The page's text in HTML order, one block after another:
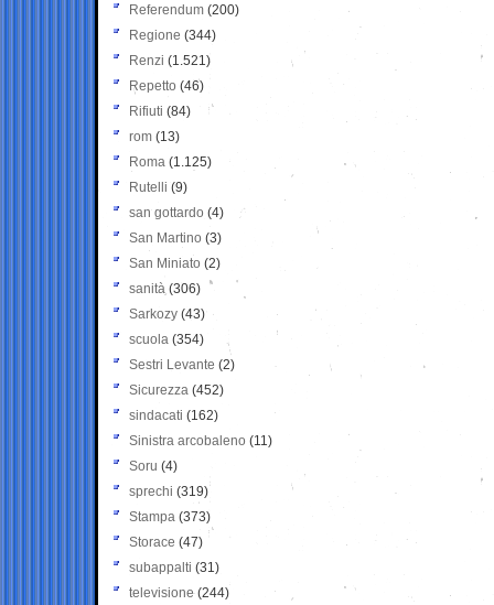
Referendum (200)
Regione (344)
Renzi (1.521)
Repetto (46)
Rifiuti (84)
rom (13)
Roma (1.125)
Rutelli (9)
san gottardo (4)
San Martino (3)
San Miniato (2)
sanità (306)
Sarkozy (43)
scuola (354)
Sestri Levante (2)
Sicurezza (452)
sindacati (162)
Sinistra arcobaleno (11)
Soru (4)
sprechi (319)
Stampa (373)
Storace (47)
subappalti (31)
televisione(244)